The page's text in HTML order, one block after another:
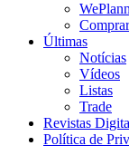
WePlann
Últimas
Notícias
Vídeos
Listas
Trade
Revistas
Política de